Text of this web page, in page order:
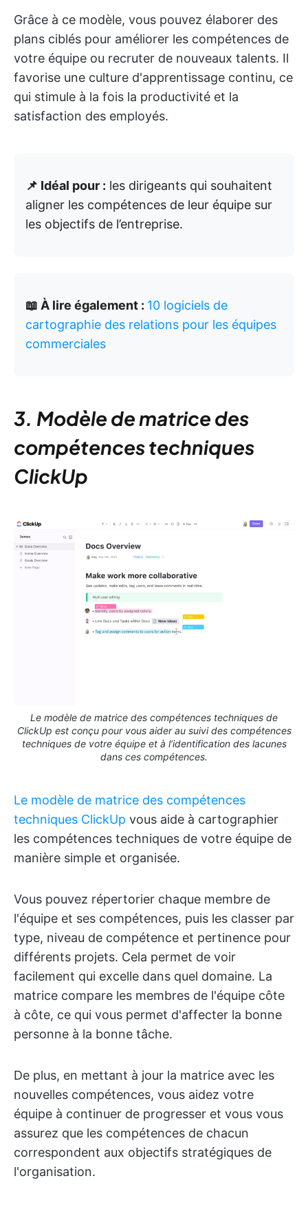
Grâce à ce modèle, vous pouvez élaborer des
plans ciblés pour améliorer les compétences de
votre équipe ou recruter de nouveaux talents. Il
favorise une culture d'apprentissage continu, ce
qui stimule à la fois la productivité et la
satisfaction des employés.
📌 Idéal pour : les dirigeants qui souhaitent
aligner les compétences de leur équipe sur
les objectifs de l’entreprise.
📖 À lire également : 10 logiciels de
cartographie des relations pour les équipes
commerciales
3. Modèle de matrice des
compétences techniques
ClickUp
Le modèle de matrice des compétences techniques de
ClickUp est conçu pour vous aider au suivi des compétences
techniques de votre équipe et à l’identification des lacunes
dans ces compétences.
Le modèle de matrice des compétences
techniques ClickUp vous aide à cartographier
les compétences techniques de votre équipe de
manière simple et organisée.
Vous pouvez répertorier chaque membre de
l'équipe et ses compétences, puis les classer par
type, niveau de compétence et pertinence pour
différents projets. Cela permet de voir
facilement qui excelle dans quel domaine. La
matrice compare les membres de l'équipe côte
à côte, ce qui vous permet d'affecter la bonne
personne à la bonne tâche.
De plus, en mettant à jour la matrice avec les
nouvelles compétences, vous aidez votre
équipe à continuer de progresser et vous vous
assurez que les compétences de chacun
correspondent aux objectifs stratégiques de
l'organisation.